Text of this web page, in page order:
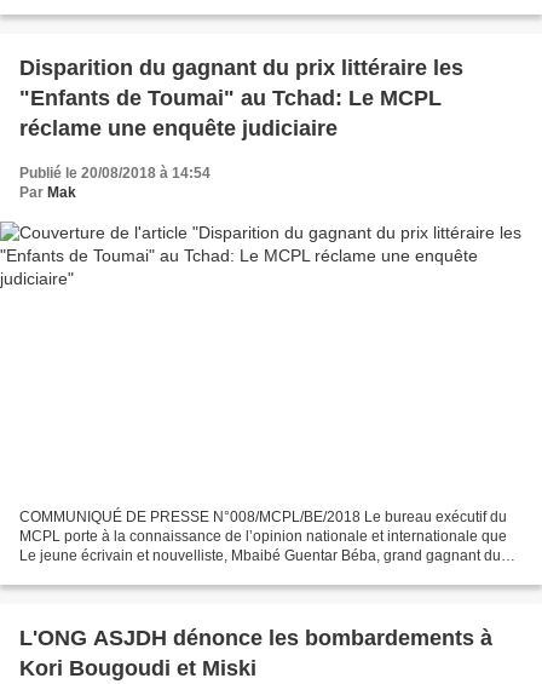
Disparition du gagnant du prix littéraire les
"Enfants de Toumai" au Tchad: Le MCPL
réclame une enquête judiciaire
Publié le 20/08/2018 à 14:54
Par Mak
COMMUNIQUÉ DE PRESSE N°008/MCPL/BE/2018 Le bureau exécutif du
MCPL porte à la connaissance de l’opinion nationale et internationale que
Le jeune écrivain et nouvelliste, Mbaibé Guentar Béba, grand gagnant du
L'ONG ASJDH dénonce les bombardements à
Kori Bougoudi et Miski